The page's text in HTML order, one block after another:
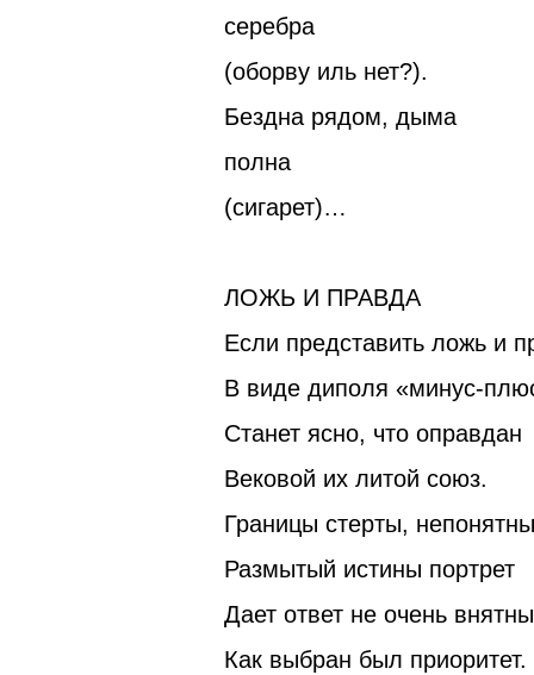
серебра
(оборву иль нет?).
Бездна рядом, дыма
полна
(сигарет)…
ЛОЖЬ И ПРАВДА
Если представить ложь и
В виде диполя «минус-
Станет ясно, что оправдан
Вековой их литой союз.
Границы стерты,
Размытый истины портрет
Дает ответ не очень
Как выбран был приоритет.